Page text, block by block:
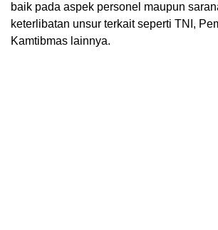
baik pada aspek personel maupun
keterlibatan unsur terkait seperti TNI,
Kamtibmas lainnya.